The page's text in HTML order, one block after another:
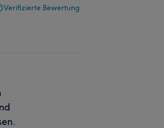
Verifizierte Bewertung